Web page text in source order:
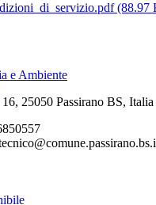
(88.97
e Ambiente
25050 Passirano BS, Italia